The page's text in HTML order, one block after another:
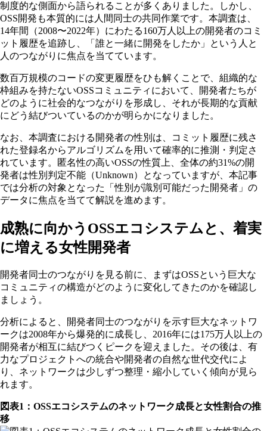
制度的な側面から語られることが多くありました。しかし、
OSS開発も本質的には人間同士の共同作業です。本調査は、
14年間（2008〜2022年）にわたる160万人以上の開発者のコミ
ット履歴を追跡し、「誰と一緒に開発をしたか」という人と
人のつながりに焦点を当てています。
数百万規模のコードの変更履歴をひも解くことで、組織的な
枠組みを持たないOSSコミュニティにおいて、開発者たちが
どのように社会的なつながりを形成し、それが長期的な貢献
にどう結びついているのかが明らかになりました。
なお、本調査における開発者の性別は、コミット履歴に残さ
れた登録名からアルゴリズムを用いて確率的に推測・判定さ
れています。匿名性の高いOSSの性質上、全体の約31%の開
発者は性別判定不能（Unknown）となっていますが、本記事
では分析の対象となった「性別が識別可能だった開発者」の
データに焦点を当てて解説を進めます。
成熟に向かうOSSエコシステムと、着実
に増える女性開発者
開発者同士のつながりを見る前に、まずはOSSという巨大な
コミュニティの構造がどのように変化してきたのかを確認し
ましょう。
分析によると、開発者同士のつながりを示す巨大なネットワ
ークは2008年から爆発的に成長し、2016年には175万人以上の
開発者が相互に結びつくピークを迎えました。その後は、有
力なプロジェクトへの統合や開発者の自然な世代交代によ
り、ネットワークは少しずつ整理・縮小していく傾向が見ら
れます。
図表1：OSSエコシステムのネットワーク成長と女性割合の推
移